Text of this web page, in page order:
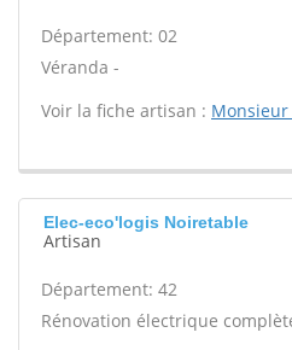
Département: 02
Véranda -
Voir la fiche artisan :
Elec-eco'logis Noiretable
Artisan
Département: 42
Rénovation électrique